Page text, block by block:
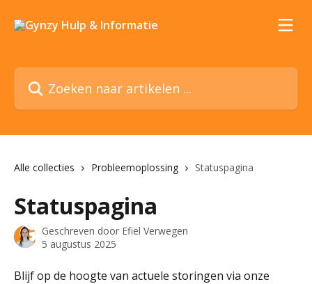
Zoeken naar artikelen ...
Alle collecties Probleemoplossing Statuspagina
Statuspagina
Geschreven door Efiël Verwegen
5 augustus 2025
Blijf op de hoogte van actuele storingen via onze